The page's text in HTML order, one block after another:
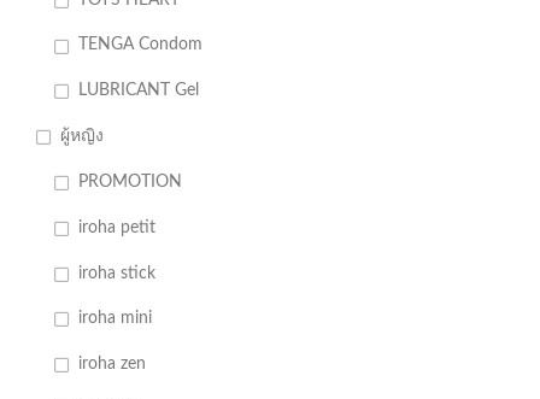
TENGA Condom
LUBRICANT Gel
ผู้หญิง
PROMOTION
iroha petit
iroha stick
iroha mini
iroha zen